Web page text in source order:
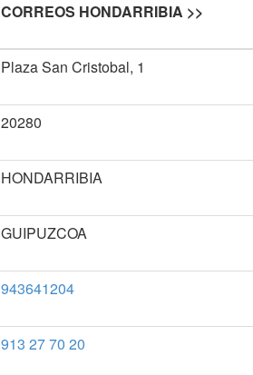
CORREOS HONDARRIBIA >>
Plaza San Cristobal, 1
20280
HONDARRIBIA
GUIPUZCOA
943641204
913 27 70 20